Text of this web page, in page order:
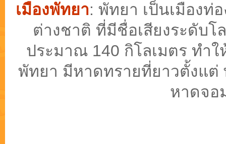
เมืองพัทยา: พัทยา เป็นเมืองท่
ต่างชาติ ที่มีชื่อเสียงระดับโ
ประมาณ 140 กิโลเมตร ทำ
พัทยา มีหาดทรายที่ยาวตั้งแต่
หาดจอ